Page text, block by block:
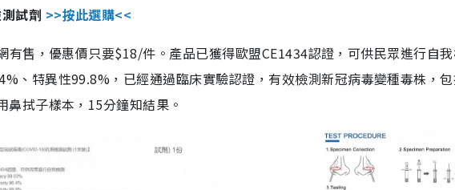
試劑 >>按此選購<<
售，優惠價只要$18/件。產品已獲得歐盟CE1434認證，可供民眾進行自
、特異性99.8%，已經通過臨床實驗認證，有效檢測新冠病毒變種毒株，
拭子樣本，15分鐘知結果。